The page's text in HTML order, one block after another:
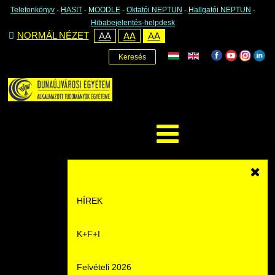
Telefonkönyv - HASIT - MOODLE - Oktatói NEPTUN - Hallgatói NEPTUN -
Hibabejelentés-helpdesk
NORMÁL NÉZET AA AA AA
Keresés
HÍREK
Hírek
Események
K+F+I
Felvételi 2026